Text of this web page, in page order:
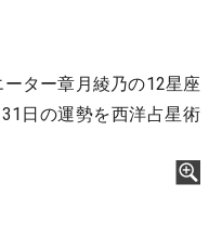
ター章月綾乃の12星座
日の運勢を西洋占星術